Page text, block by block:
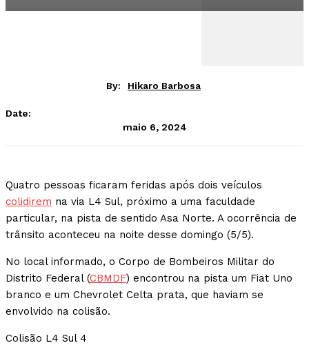
By: Hikaro Barbosa
Date:
maio 6, 2024
Quatro pessoas ficaram feridas após dois veículos
colidirem na via L4 Sul, próximo a uma faculdade
particular, na pista de sentido Asa Norte. A ocorrência de
trânsito aconteceu na noite desse domingo (5/5).
No local informado, o Corpo de Bombeiros Militar do
Distrito Federal (CBMDF) encontrou na pista um Fiat Uno
branco e um Chevrolet Celta prata, que haviam se
envolvido na colisão.
Colisão L4 Sul 4